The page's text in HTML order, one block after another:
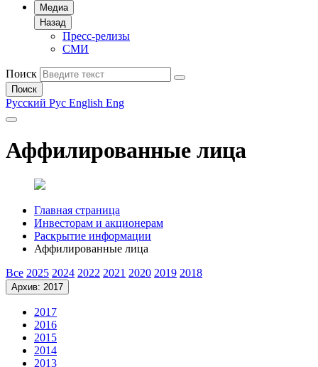
Медиа
Назад
Пресс-релизы
СМИ
Поиск
Поиск
Русский Рус English Eng
Аффилированные лица
Главная страница
Инвесторам и акционерам
Раскрытие информации
Аффилированные лица
Все 2025 2024 2022 2021 2020 2019 2018
Архив: 2017
2017
2016
2015
2014
2013